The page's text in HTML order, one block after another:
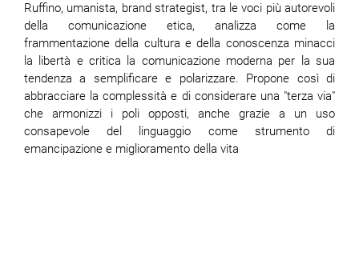
Ruffino, umanista, brand strategist, tra le voci più autorevoli
della comunicazione etica, analizza come la
frammentazione della cultura e della conoscenza minacci
la libertà e critica la comunicazione moderna per la sua
tendenza a semplificare e polarizzare. Propone così di
abbracciare la complessità e di considerare una "terza via"
che armonizzi i poli opposti, anche grazie a un uso
consapevole del linguaggio come strumento di
emancipazione e miglioramento della vita